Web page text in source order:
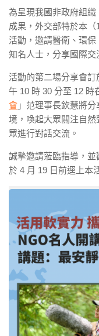
為呈現我國非政府組
成果，外交部特於本（
活動，邀請醫衛、環
知名人士，分享國際交
活動的第二場分享會
午 10 時 30 分至 12 時
會 」范理事長欽慧將
境，喚起大眾關注自
眾進行對話交流。
誠摯邀請蒞臨指導，
於 4 月 19 日前逕上本